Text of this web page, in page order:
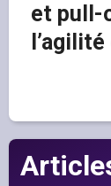
et pull-